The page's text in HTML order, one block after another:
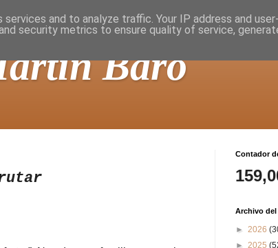
Baró
Contador
Archivo del
► 2026
► 2025
and to analyze traffic. Your IP address and
security metrics to ensure quality of service,